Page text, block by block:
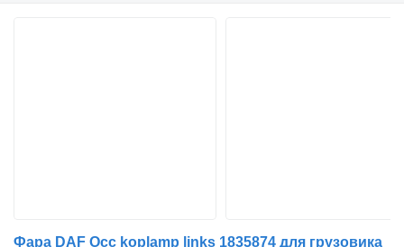
Фара DAF Occ koplamp links 1835874 для грузовика